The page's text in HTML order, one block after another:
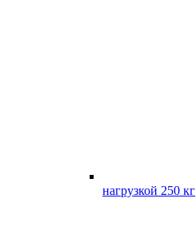
нагрузкой 250 кг